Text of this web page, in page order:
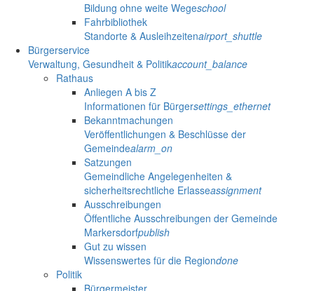
Bildung ohne weite Wegeschool
Fahrbibliothek
Standorte & Ausleihzeitenairport_shuttle
Bürgerservice
Verwaltung, Gesundheit & Politikaccount_balance
Rathaus
Anliegen A bis Z
Informationen für Bürgersettings_ethernet
Bekanntmachungen
Veröffentlichungen & Beschlüsse der
Gemeindealarm_on
Satzungen
Gemeindliche Angelegenheiten &
sicherheitsrechtliche Erlasseassignment
Ausschreibungen
Öffentliche Ausschreibungen der Gemeinde
Markersdorfpublish
Gut zu wissen
Wissenswertes für die Regiondone
Politik